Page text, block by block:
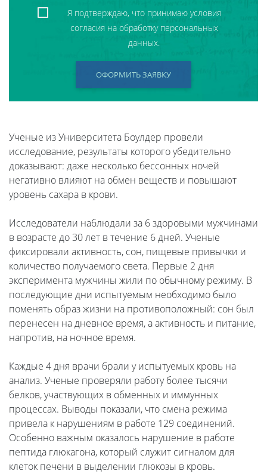
Я подтверждаю, что принимаю условия
согласия на обработку персональных
данных.
ОФОРМИТЬ ЗАЯВКУ
Ученые из Университета Боулдер провели
исследование, результаты которого убедительно
доказывают: даже несколько бессонных ночей
негативно влияют на обмен веществ и повышают
уровень сахара в крови.
Исследователи наблюдали за 6 здоровыми мужчинами
в возрасте до 30 лет в течение 6 дней. Ученые
фиксировали активность, сон, пищевые привычки и
количество получаемого света. Первые 2 дня
эксперимента мужчины жили по обычному режиму. В
последующие дни испытуемым необходимо было
поменять образ жизни на противоположный: сон был
перенесен на дневное время, а активность и питание,
напротив, на ночное время.
Каждые 4 дня врачи брали у испытуемых кровь на
анализ. Ученые проверяли работу более тысячи
белков, участвующих в обменных и иммунных
процессах. Выводы показали, что смена режима
привела к нарушениям в работе 129 соединений.
Особенно важным оказалось нарушение в работе
пептида глюкагона, который служит сигналом для
клеток печени в выделении глюкозы в кровь.